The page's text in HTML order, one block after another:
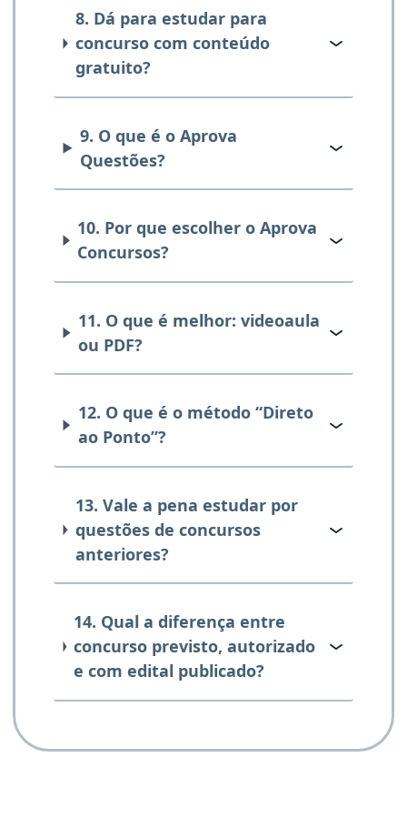
8. Dá para estudar para
concurso com conteúdo
gratuito?
9. O que é o Aprova
Questões?
10. Por que escolher o Aprova
Concursos?
11. O que é melhor: videoaula
ou PDF?
12. O que é o método “Direto
ao Ponto”?
13. Vale a pena estudar por
questões de concursos
anteriores?
14. Qual a diferença entre
concurso previsto, autorizado
e com edital publicado?